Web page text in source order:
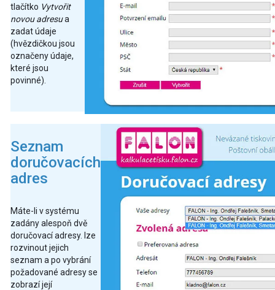
tlačítko Vytvořit
novou adresua
zadat údaje
(hvězdičkou jsou
označeny údaje,
které jsou
povinné).
Seznam
doručovacích
adres
Máte-li v systému
zadány alespoň dvě
doručovací adresy. lze
rozvinout jejich
seznam a po vybrání
požadované adresy se
zobrazí její